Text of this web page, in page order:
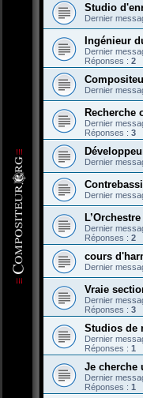
Studio
Dernier
Ingénieur
Dernier
Réponses : 2
Dernier
Recherche
Dernier
Réponses : 3
Dernier
Dernier
Dernier
Réponses : 2
cours
Dernier
Vraie
Dernier
Réponses : 3
Studios de
Dernier
Réponses : 1
Je cherche
Dernier
Réponses : 1